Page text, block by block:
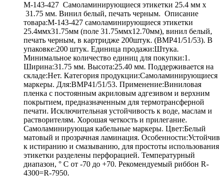
M-143-427 Самоламинирующиеся этикетки 25.4 мм х
31.75 мм. Винил белый, печать черным. Описание
товара:M-143-427 самоламинирующиеся этикетки
25.4ммх31.75мм (поле 31.75ммх12.70мм), винил белый,
печать черным, в картридже 200штук. (BMP41/51/53). В
упаковке:200 штук. Единица продажи:Штука.
Минимальное количество единиц для покупки:1.
Ширина:31.75 мм. Высота:25.40 мм. Поддерживается на
складе:Нет. Категория продукции:Самоламинирующиеся
маркеры. Для:BMP41/51/53. Применение:Виниловая
пленка с постоянным акриловым адгезивом и верхним
покрытием, предназначенным для термотрансферной
печати. Исключительная устойчивость к воде, маслам и
растворителям. Хорошая четкость и прилегание.
Самоламинирующая кабельные маркеры. Цвет:Белый
матовый и прозрачная ламинация. Особенности:Устойчив
к истиранию и смазыванию, для простоты использования
этикетки разделены перфорацией. Температурный
диапазон, ° С от -70 до +70. Рекомендуемый риббон R-
4300=R-7950.